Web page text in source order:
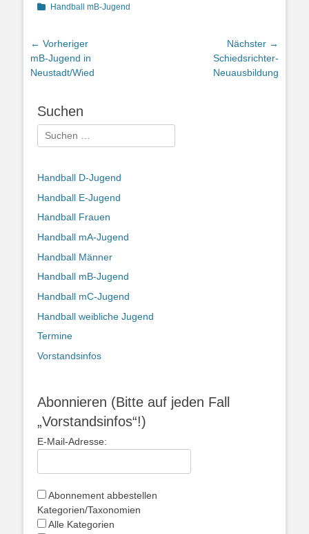
Kategorien
Handball mB-Jugend
Beitragsnavigation
← Vorheriger
Vorheriger
Beitrag:
mB-Jugend in
Neustadt/Wied
Nächster →
Schiedsrichter-
Neuausbildung
Suchen
Suchen
nach:
Handball D-Jugend
Handball E-Jugend
Handball Frauen
Handball mA-Jugend
Handball Männer
Handball mB-Jugend
Handball mC-Jugend
Handball weibliche Jugend
Termine
Vorstandsinfos
Abonnieren (Bitte auf jeden Fall
„Vorstandsinfos“!)
E-Mail-Adresse:
Abonnement abbestellen
Kategorien/Taxonomien
Alle Kategorien